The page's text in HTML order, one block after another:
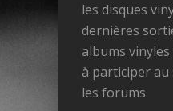
les disques
dernières
albums vinyles
à participer au
les forums.